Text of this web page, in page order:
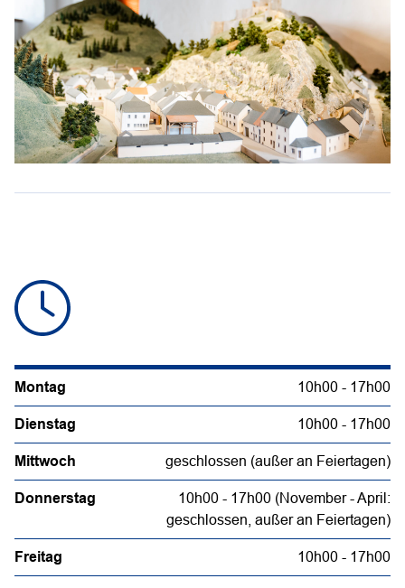
Montag 10h00 - 17h00
Dienstag 10h00 - 17h00
Mittwoch geschlossen (außer an Feiertagen)
Donnerstag
10h00 - 17h00 (November - April:
geschlossen, außer an Feiertagen)
Freitag 10h00 - 17h00